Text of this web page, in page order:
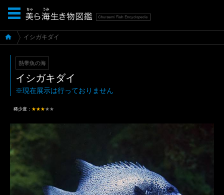
イシガキダイ
熱帯魚の海
イシガキダイ
※現在展示は行っておりません
稀少度： ★★★ ★★